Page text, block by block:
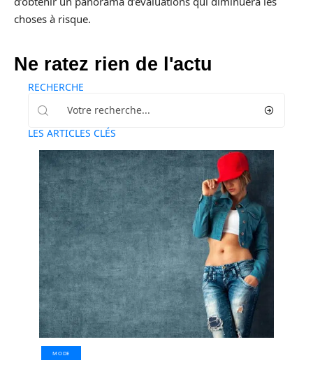
choses à risque.
Ne ratez rien de l'actu
RECHERCHE
LES ARTICLES CLÉS
MODE